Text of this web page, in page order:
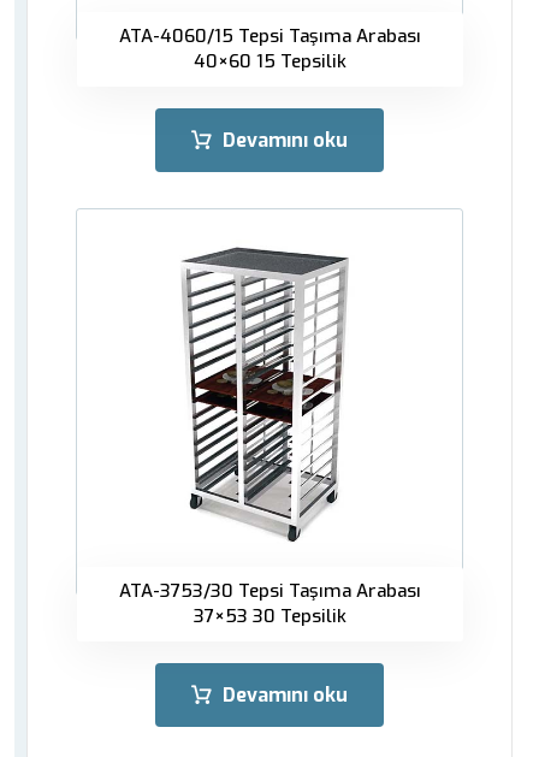
ATA-4060/15 Tepsi Taşıma Arabası
40×60 15 Tepsilik
Devamını oku
ATA-3753/30 Tepsi Taşıma Arabası
37×53 30 Tepsilik
Devamını oku